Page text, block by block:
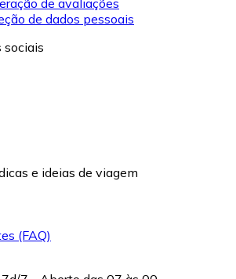
de avaliações
de dados pessoais
sociais
e ideias de viagem
(FAQ)